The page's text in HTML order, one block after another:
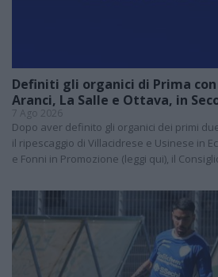
Definiti gli organici di Prima
Aranci, La Salle e Ottava, in
7 Ago 2026
Dopo aver definito gli organici dei primi
il ripescaggio di Villacidrese e Usinese in
e Fonni in Promozione (leggi qui), il